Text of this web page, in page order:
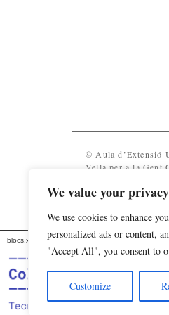
We value your privacy
We use cookies to enhance
personalized ads or content,
"Accept All", you consent to
Customize
© Aula d’Extensió
Vella per a la Gent
blocs.xarxanet.org és un projecte de: